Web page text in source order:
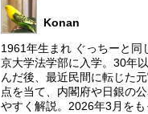
Konan
1961年生まれ ぐっちーと同
京大学法学部に入学。30年
んだ後、最近民間に転じた
点を当て、内閣府や日銀の
やすく解説。2026年3月をも